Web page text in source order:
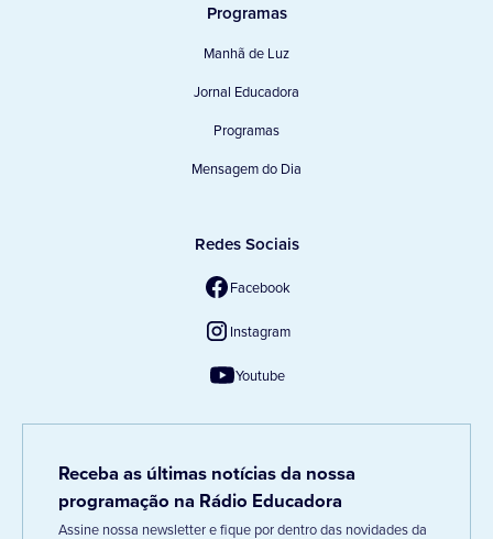
Programas
Manhã de Luz
Jornal Educadora
Programas
Mensagem do Dia
Redes Sociais
Facebook
Instagram
Youtube
Receba as últimas notícias da nossa
programação na Rádio Educadora
Assine nossa newsletter e fique por dentro das novidades da